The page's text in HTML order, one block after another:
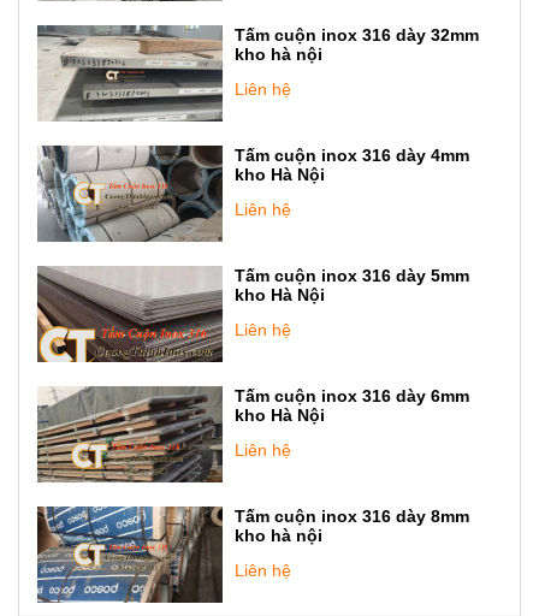
Tấm cuộn inox 316 dày 32mm
kho hà nội
Liên hệ
Tấm cuộn inox 316 dày 4mm
kho Hà Nội
Liên hệ
Tấm cuộn inox 316 dày 5mm
kho Hà Nội
Liên hệ
Tấm cuộn inox 316 dày 6mm
kho Hà Nội
Liên hệ
Tấm cuộn inox 316 dày 8mm
kho hà nội
Liên hệ